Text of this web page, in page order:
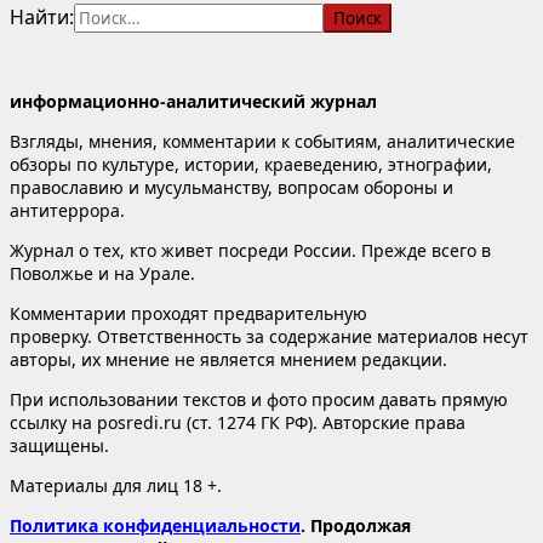
Найти:
информационно-аналитический журнал
Взгляды, мнения, комментарии к событиям, аналитические
обзоры по культуре, истории, краеведению, этнографии,
православию и мусульманству, вопросам обороны и
антитеррора.
Журнал о тех, кто живет посреди России. Прежде всего в
Поволжье и на Урале.
Комментарии проходят предварительную
проверку. Ответственность за содержание материалов несут
авторы, их мнение не является мнением редакции.
При использовании текстов и фото просим давать прямую
ссылку на posredi.ru (ст. 1274 ГК РФ). Авторские права
защищены.
Материалы для лиц 18 +.
Политика конфиденциальности. Продолжая